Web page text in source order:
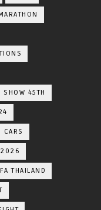
SHOW 45TH
CARS
2026
FA THAILAND